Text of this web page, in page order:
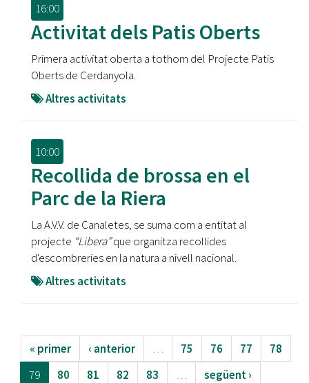
16:00
Activitat dels Patis Oberts
Primera activitat oberta a tothom del Projecte Patis
Oberts de Cerdanyola.
Altres activitats
10:00
Recollida de brossa en el
Parc de la Riera
La A.V.V. de Canaletes, se suma com a entitat al
projecte “Libera”que organitza recollides
d'escombreries en la natura a nivell nacional.
Altres activitats
« primer ‹ anterior … 75 76 77
78
79
80 81 82 83 …
següent ›